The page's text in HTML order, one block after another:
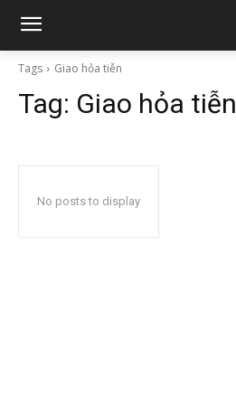
Tags Giao hỏa tiễn
Tag: Giao hỏa tiễn
No posts to display